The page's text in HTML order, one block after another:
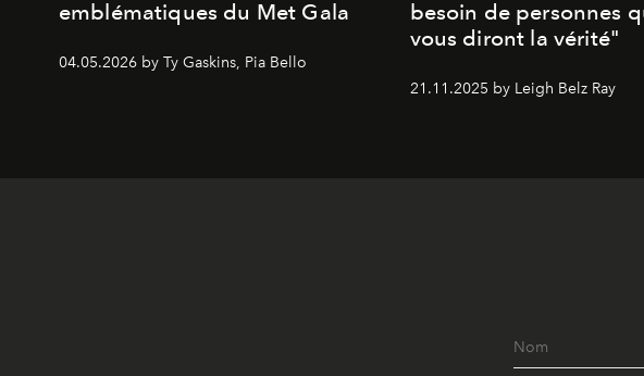
emblématiques du Met Gala
04.05.2026 by Ty Gaskins, Pia Bello
besoin de personnes
vous diront la vérité"
21.11.2025 by Leigh Belz Ray